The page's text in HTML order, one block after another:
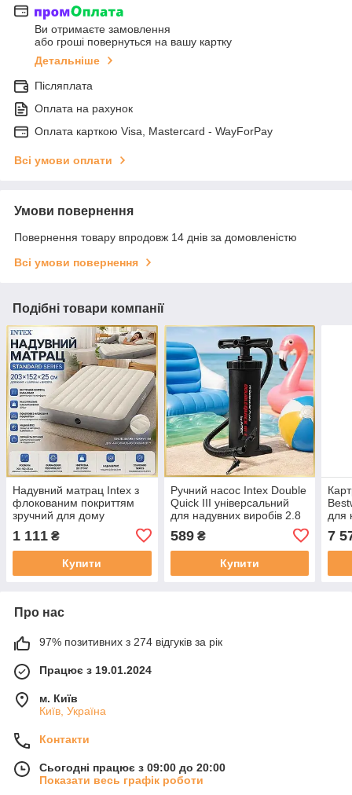
Ви отримаєте замовлення
або гроші повернуться на вашу картку
Детальніше
Післяплата
Оплата на рахунок
Оплата карткою Visa, Mastercard - WayForPay
Всі умови оплати
Умови повернення
Повернення товару впродовж 14 днів за домовленістю
Всі умови повернення
Подібні товари компанії
Надувний матрац Intex з
флокованим покриттям
зручний для дому
203 х 25 см. Двомісний
1 111 ₴
Купити
Ручний насос Intex Double
Quick III універсальний
для надувних виробів 2.8
589₴
Купити
для
7
Про нас
97% позитивних з 274 відгуків за рік
Працює з 19.01.2024
м. Київ
Київ, Україна
Контакти
Сьогодні працює з 09:00 до 20:00
Показати весь графік роботи